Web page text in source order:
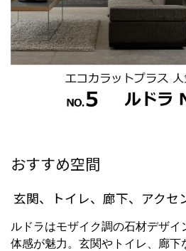
おすすめ空間
玄関、トイレ、廊下、アクセ
ルドラはモザイク調の石材デザイ
体感が魅力。玄関やトイレ、廊下